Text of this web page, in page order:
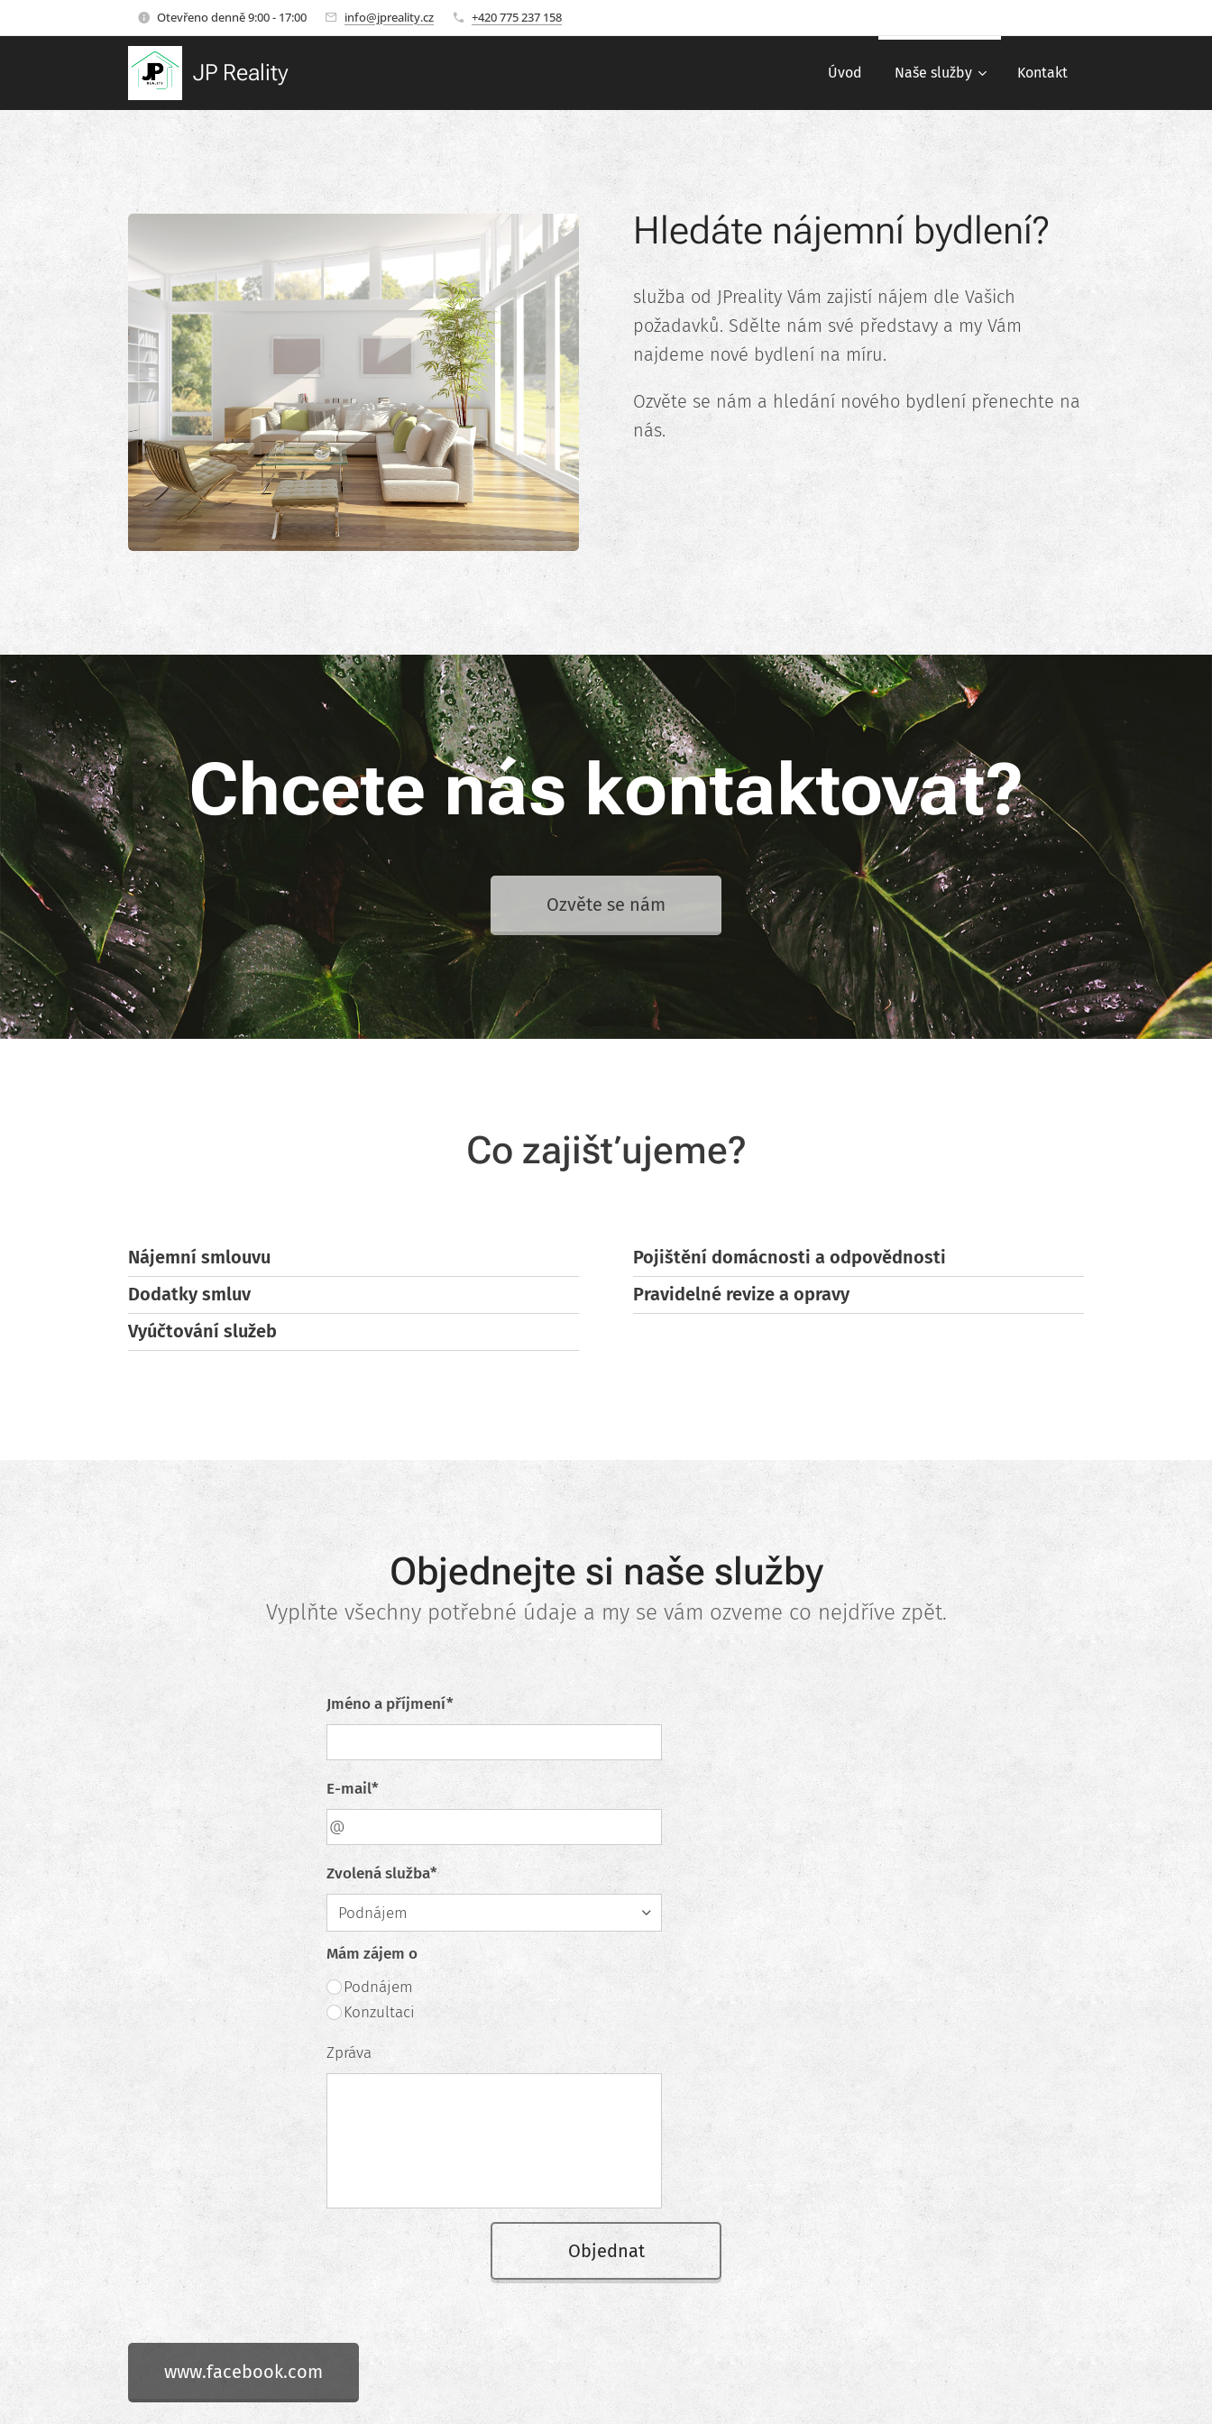
Otevřeno denně 9:00 - 17:00 info@jpreality.cz +420 775 237 158
JP Reality Úvod Naše služby Kontakt
Hledáte nájemní bydlení?
služba od JPreality Vám zajistí nájem dle Vašich
požadavků. Sdělte nám své představy a my Vám
najdeme nové bydlení na míru.
Ozvěte se nám a hledání nového bydlení přenechte na
nás.
Chcete nás kontaktovat?
Ozvěte se nám
Co zajišťujeme?
Nájemní smlouvu
Dodatky smluv
Vyúčtování služeb
Pojištění domácnosti a odpovědnosti
Pravidelné revize a opravy
Objednejte si naše služby
Vyplňte všechny potřebné údaje a my se vám ozveme co nejdříve zpět.
Jméno a příjmení*
E-mail*
Zvolená služba*
Mám zájem o
Podnájem
Konzultaci
Zpráva
Objednat
www.facebook.com